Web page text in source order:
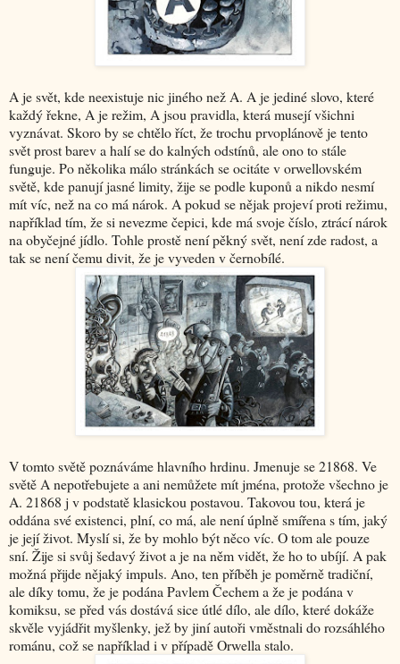
A je svět, kde neexistuje nic jiného než A. A je jediné slovo, které
každý řekne, A je režim, A jsou pravidla, která musejí všichni
vyznávat. Skoro by se chtělo říct, že trochu prvoplánově je tento
svět prost barev a halí se do kalných odstínů, ale ono to stále
funguje. Po několika málo stránkách se ocitáte v orwellovském
světě, kde panují jasné limity, žije se podle kuponů a nikdo nesmí
mít víc, než na co má nárok. A pokud se nějak projeví proti režimu,
například tím, že si nevezme čepici, kde má svoje číslo, ztrácí nárok
na obyčejné jídlo. Tohle prostě není pěkný svět, není zde radost, a
tak se není čemu divit, že je vyveden v černobílé.
V tomto světě poznáváme hlavního hrdinu. Jmenuje se 21868. Ve
světě A nepotřebujete a ani nemůžete mít jména, protože všechno je
A. 21868 j v podstatě klasickou postavou. Takovou tou, která je
oddána své existenci, plní, co má, ale není úplně smířena s tím, jaký
je její život. Myslí si, že by mohlo být něco víc. O tom ale pouze
sní. Žije si svůj šedavý život a je na něm vidět, že ho to ubíjí. A pak
možná přijde nějaký impuls. Ano, ten příběh je poměrně tradiční,
ale díky tomu, že je podána Pavlem Čechem a že je podána v
komiksu, se před vás dostává sice útlé dílo, ale dílo, které dokáže
skvěle vyjádřit myšlenky, jež by jiní autoři vměstnali do rozsáhlého
románu, což se například i v případě Orwella stalo.